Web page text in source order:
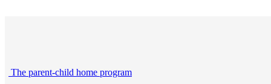
The parent-child home program